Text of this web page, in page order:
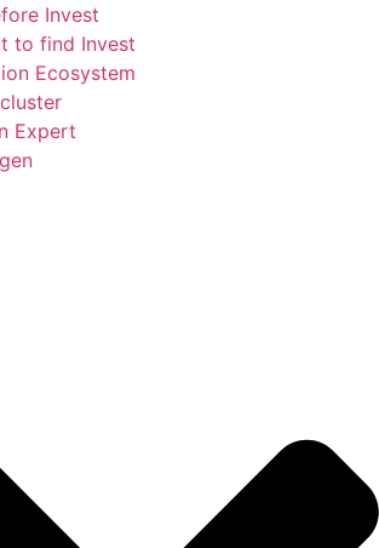
Invest
to find Invest
Ecosystem
Expert